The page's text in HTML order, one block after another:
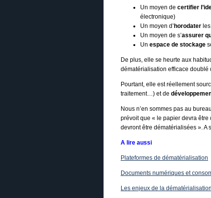
Un moyen de certifier
électronique)
Un moyen d’ horodater
Un moyen de s’assurer
Un espace de stockage
De plus, elle se heurte aux
dématérialisation efficace doublé
Pourtant, elle est réellement
traitement…) et de
Nous n’en sommes pas au
prévoit que « le papier devra
devront être dématérialisées ». A
A lire aussi
Plateformes de dématérialisation
Documents numériques et
Les enjeux de la